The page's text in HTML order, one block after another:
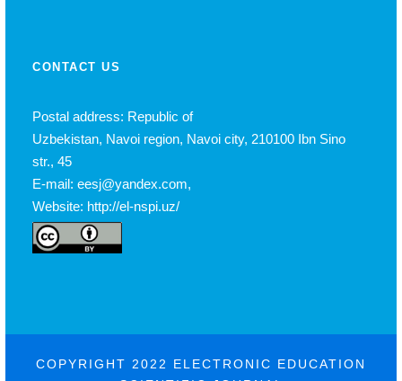
CONTACT US
Postal address: Republic of
Uzbekistan, Navoi region, Navoi city, 210100 Ibn Sino
str., 45
E-mail: eesj@yandex.com,
Website: http://el-nspi.uz/
COPYRIGHT 2022 ELECTRONIC EDUCATION